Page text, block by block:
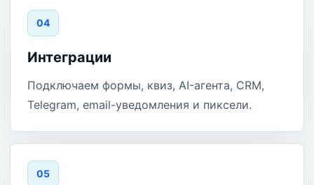
04
Интеграции
Подключаем формы, квиз, AI-агента, CRM,
Telegram, email-уведомления и пиксели.
05